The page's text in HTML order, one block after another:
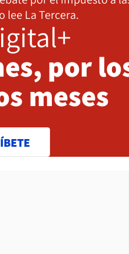
lee La Tercera.
por
meses